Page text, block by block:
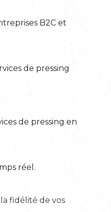
B2C et
de pressing
de pressing en
réel.
fidélité de vos